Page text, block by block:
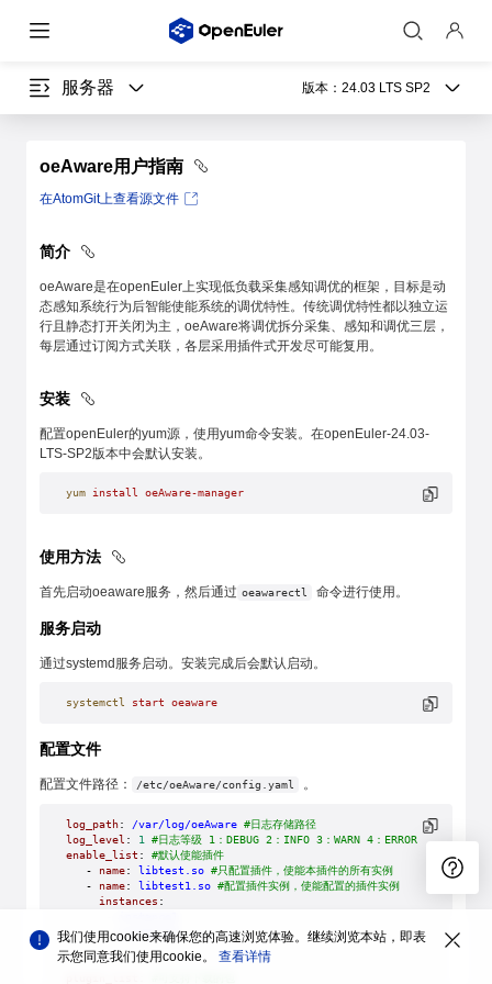
服务器 版本： 24.03 LTS SP2
oeAware用户指南
在AtomGit上查看源文件
简介
oeAware是在openEuler上实现低负载采集感知调优的框架，目标是动
态感知系统行为后智能使能系统的调优特性。传统调优特性都以独立运
行且静态打开关闭为主，oeAware将调优拆分采集、感知和调优三层，
每层通过订阅方式关联，各层采用插件式开发尽可能复用。
安装
配置openEuler的yum源，使用yum命令安装。在openEuler-24.03-
LTS-SP2版本中会默认安装。
yum install oeAware-manager
使用方法
首先启动oeaware服务，然后通过 oeawarectl 命令进行使用。
服务启动
通过systemd服务启动。安装完成后会默认启动。
systemctl start oeaware
配置文件
配置文件路径： /etc/oeAware/config.yaml 。
log_path: /var/log/oeAware #日志存储路径
log_level : 1
#日志等级 1：DEBUG 2：INFO 3：WARN 4：ERROR
enable_list : #默认使能插件
   -
name: libtest.so #只配置插件，使能本插件的所有实例
   -
name: libtest1.so #配置插件实例，使能配置的插件实例
     instances
:
      -
instance2
      ...
   ...
我们使用cookie来确保您的高速浏览体验。继续浏览本站，即表
示您同意我们使用cookie。 查看详情